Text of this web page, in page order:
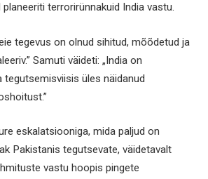
terrorirünnakuid India vastu.
tegevus on olnud sihitud, mõõdetud ja
Samuti väideti: „India on
tegutsemisviisis üles näidanud
eskalatsiooniga, mida paljud on
Pakistanis tegutsevate, väidetavalt
vastu hoopis pingete